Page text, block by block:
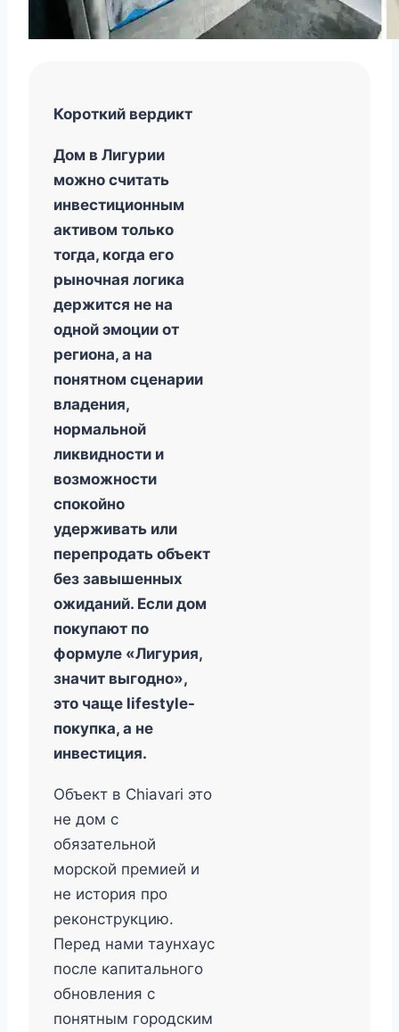
Короткий вердикт
Дом в Лигурии
можно считать
инвестиционным
активом только
тогда, когда его
рыночная логика
держится не на
одной эмоции от
региона, а на
понятном сценарии
владения,
нормальной
ликвидности и
возможности
спокойно
удерживать или
перепродать объект
без завышенных
ожиданий. Если дом
покупают по
формуле «Лигурия,
значит выгодно»,
это чаще lifestyle-
покупка, а не
инвестиция.
Объект в Chiavari это
не дом с
обязательной
морской премией и
не история про
реконструкцию.
Перед нами таунхаус
после капитального
обновления с
понятным городским